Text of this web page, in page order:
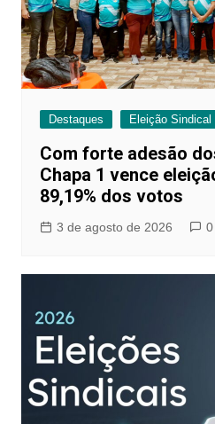
Destaques Eleição Sindical
Com forte adesão
Chapa 1 vence
89,19% dos votos
3 de agosto de 2026 0